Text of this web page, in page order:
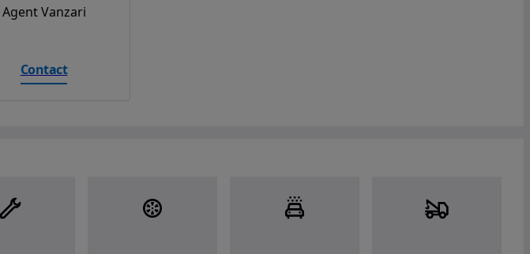
Agent Vanzari
Contact